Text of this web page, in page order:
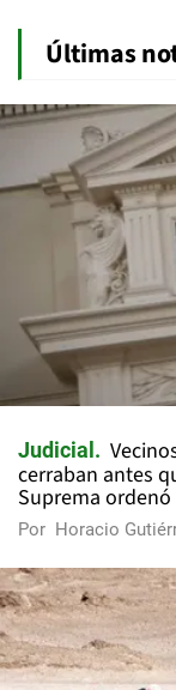
Últimas
Judicial
cerraban antes
Suprema
Por Horacio